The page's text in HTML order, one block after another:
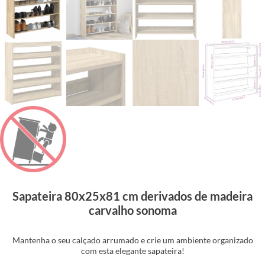
Sapateira 80x25x81 cm derivados de madeira
carvalho sonoma
Mantenha o seu calçado arrumado e crie um ambiente organizado
com esta elegante sapateira!